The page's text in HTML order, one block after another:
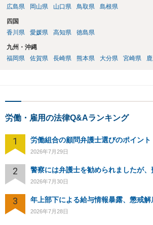
広島県
岡山県 山口県 鳥取県 島根県
四国
香川県
愛媛県 高知県 徳島県
九州・沖縄
福岡県
佐賀県 長崎県 熊本県 大分県 宮崎県
労働・雇用の法律Q&Aランキング
1 労働組合の顧問弁護士選びのポイント
2026年7月29日
2
2026年7月30日
3 年上部下による給与情報暴露、懲戒解
2026年7月28日